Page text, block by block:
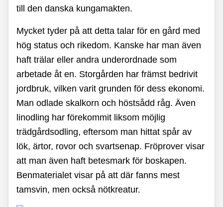
till den danska kungamakten.
Mycket tyder på att detta talar för en gård med
hög status och rikedom. Kanske har man även
haft trälar eller andra underordnade som
arbetade åt en. Storgården har främst bedrivit
jordbruk, vilken varit grunden för dess ekonomi.
Man odlade skalkorn och höstsådd råg. Även
linodling har förekommit liksom möjlig
trädgårdsodling, eftersom man hittat spår av
lök, ärtor, rovor och svartsenap. Fröprover visar
att man även haft betesmark för boskapen.
Benmaterialet visar på att där fanns mest
tamsvin, men också nötkreatur.